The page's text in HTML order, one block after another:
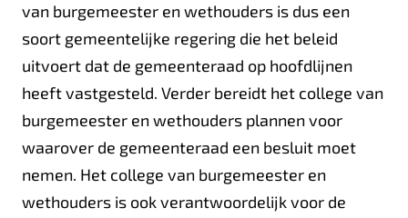
van burgemeester en wethouders is dus een
soort gemeentelijke regering die het beleid
uitvoert dat de gemeenteraad op hoofdlijnen
heeft vastgesteld. Verder bereidt het college van
burgemeester en wethouders plannen voor
waarover de gemeenteraad een besluit moet
nemen. Het college van burgemeester en
wethouders is ook verantwoordelijk voor de